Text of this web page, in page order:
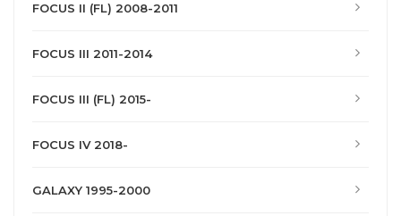
FOCUS II (FL) 2008-2011
FOCUS III 2011-2014
FOCUS III (FL) 2015-
FOCUS IV 2018-
GALAXY 1995-2000